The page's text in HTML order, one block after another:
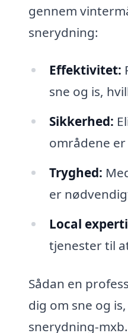
gennem
snerydning:
Effektivitet:
sne og is,
Sikkerhed:
områdene
Tryghed:
er
Local
tjenester til
Sådan en
dig om sne og
snerydning-